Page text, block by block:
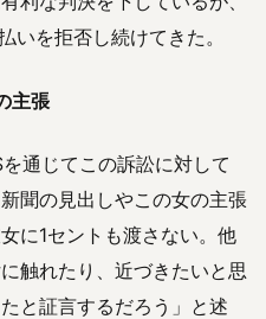
いを拒否し続けてきた。
主張
通じてこの訴訟に対して
聞の見出しやこの女の主張
に1セントも渡さない。他
触れたり、近づきたいと思
と証言するだろう」と述